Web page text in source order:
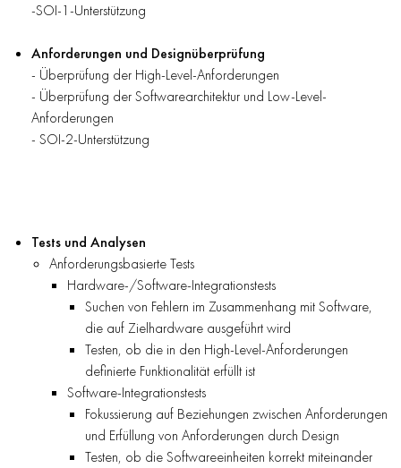
-SOI-1-Unterstützung
Anforderungen und Designüberprüfung
- Überprüfung der High-Level-Anforderungen
- Überprüfung der Softwarearchitektur und Low-Level-
Anforderungen
- SOI-2-Unterstützung
Tests und Analysen
Anforderungsbasierte Tests
Hardware-/Software-Integrationstests
Suchen von Fehlern im Zusammenhang mit Software,
die auf Zielhardware ausgeführt wird
Testen, ob die in den High-Level-Anforderungen
definierte Funktionalität erfüllt ist
Software-Integrationstests
Fokussierung auf Beziehungen zwischen Anforderungen
und Erfüllung von Anforderungen durch Design
Testen, ob die Softwareeinheiten korrekt miteinander